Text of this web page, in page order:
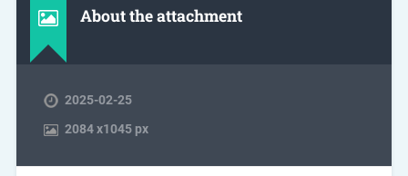
About the attachment
2025-02-25
2084x1045 px